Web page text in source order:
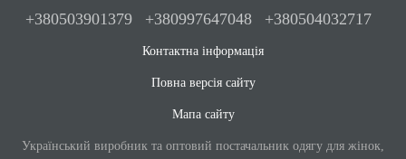
+380503901379
+380997647048 +380504032717
Контактна інформація
Повна версія сайту
Мапа сайту
Український виробник та оптовий постачальник одягу для жінок,